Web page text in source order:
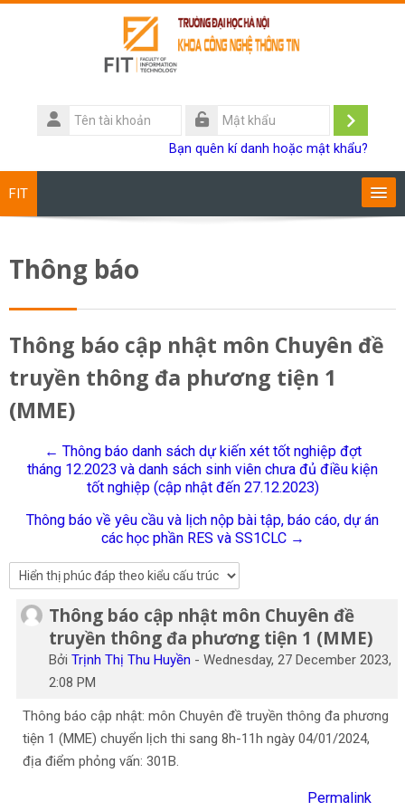
Tên
tài
Đăng
Bạn quên kí danh hoặc mật khẩu?
FIT
Giảng viên
Sinh viên
Research
Tìm
kiếm
khoá
học
Thông báo
Thông báo cập nhật môn Chuyên đề
truyền thông đa phương tiện 1
(MME)
← Thông báo danh sách dự kiến xét tốt nghiệp đợt
tháng 12.2023 và danh sách sinh viên chưa đủ điều kiện
tốt nghiệp (cập nhật đến 27.12.2023)
Thông báo về yêu cầu và lịch nộp bài tập, báo cáo, dự án
các học phần RES và SS1CLC →
Thông báo cập nhật môn Chuyên đề
truyền thông đa phương tiện 1 (MME)
BởiTrịnh Thị Thu Huyền -Wednesday, 27 December 2023,
2:08 PM
Số lượng các câu trả lời: 0
Thông báo cập nhật: môn Chuyên đề truyền thông đa phương
tiện 1 (MME) chuyển lịch thi sang 8h-11h ngày 04/01/2024,
địa điểm phỏng vấn: 301B.
Permalink